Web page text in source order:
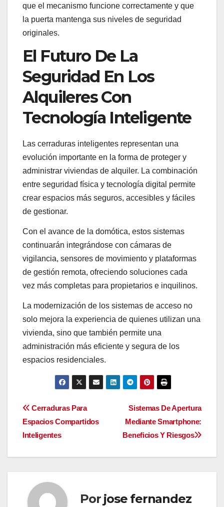
que el mecanismo funcione correctamente y que
la puerta mantenga sus niveles de seguridad
originales.
El Futuro De La
Seguridad En Los
Alquileres Con
Tecnología Inteligente
Las cerraduras inteligentes representan una
evolución importante en la forma de proteger y
administrar viviendas de alquiler. La combinación
entre seguridad física y tecnología digital permite
crear espacios más seguros, accesibles y fáciles
de gestionar.
Con el avance de la domótica, estos sistemas
continuarán integrándose con cámaras de
vigilancia, sensores de movimiento y plataformas
de gestión remota, ofreciendo soluciones cada
vez más completas para propietarios e inquilinos.
La modernización de los sistemas de acceso no
solo mejora la experiencia de quienes utilizan una
vivienda, sino que también permite una
administración más eficiente y segura de los
espacios residenciales.
Navegación
de
entradas
Sistemas De Apertura
Mediante Smartphone:
Beneficios Y Riesgos
Cerraduras Para
Espacios Compartidos
Inteligentes
Por jose fernandez